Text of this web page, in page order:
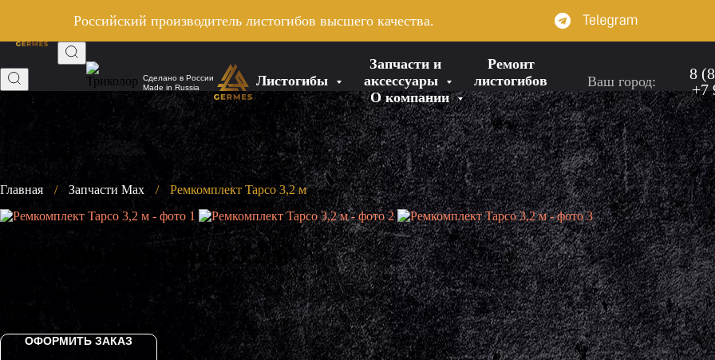
Российский производитель листогибов высшего качества.
Сделано в России
Made in Russia
Листогибы
Запчасти и
аксессуары
Ремонт
листогибов
О компании
Ваш город:
8
+7
Главная / Запчасти Max / Ремкомплект Tapco 3,2 м
Ремкомплект Tapco 3,2 м
12 месяцев
ОФОРМИТЬ ЗАКАЗ